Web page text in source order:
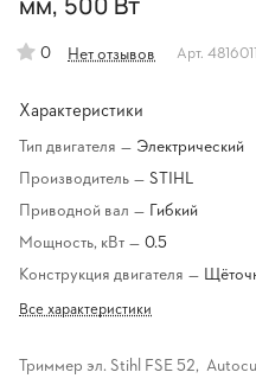
0 Нет отзывов Арт.
Характеристики
Тип двигателя — Электрический
Производитель — STIHL
Приводной вал — Гибкий
Мощность, кВт — 0.5
Конструкция двигателя —
Все характеристики
Триммер эл. Stihl FSЕ 52,